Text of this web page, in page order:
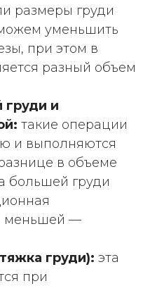
размеры груди
уменьшить
при этом в
разный объем
груди и
такие операции
и выполняются
в объеме
большей груди
меньшей —
груди): эта
при